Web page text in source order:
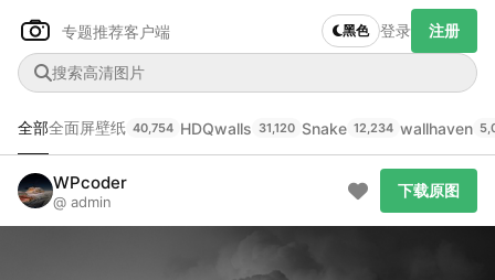
专题推荐客户端 黑色 登录 注册
全部全面屏壁纸 40,754 HDQwalls 31,120 Snake 12,234 wallhaven
WPcoder
@ admin
下载原图
Author Name
@author